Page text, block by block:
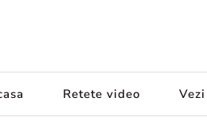
Retete video